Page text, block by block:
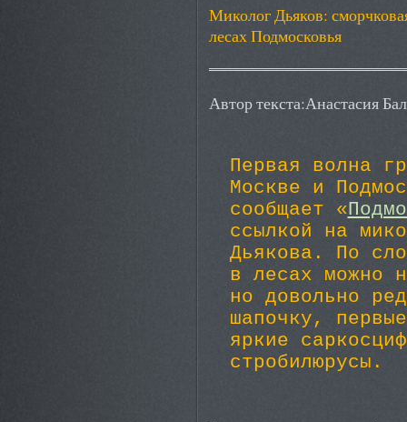
Миколог Дьяков:
лесах Подмосковья
Автор текста:Анастасия
Первая волна
Москве и
сообщает «
ссылкой на
Дьякова. По
в лесах можно
но довольно
шапочку,
яркие
стробилюрусы.